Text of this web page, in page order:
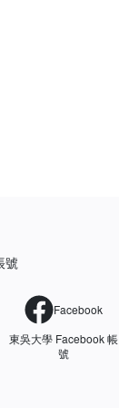
號
Facebook
東吳大學 Facebook 帳
號